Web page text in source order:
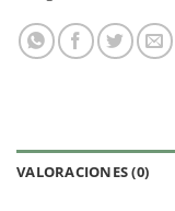
VALORACIONES (0)